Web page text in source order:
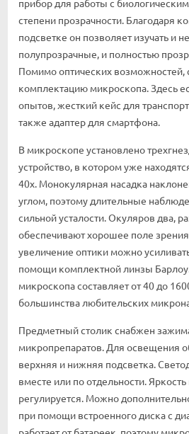
прибор для работы с
степени прозрачности. Благодаря
подсветке он позволяет изучать и
полупрозрачные, и полностью
Помимо оптических возможностей,
комплектацию микроскопа. Здесь
опытов, жесткий кейс для
также адаптер для смартфона.
В микроскопе установлено
устройство, в котором уже
40х. Монокулярная насадка
углом, поэтому длительные
сильной усталости. Окуляров два,
обеспечивают хорошее поле
увеличение оптики можно
помощи комплектной линзы
микроскопа составляет от 40 до
большинства любительских
Предметный столик снабжен
микропрепаратов. Для освещения
верхняя и нижняя подсветка.
вместе или по отдельности.
регулируется. Можно
при помощи встроенного диска с